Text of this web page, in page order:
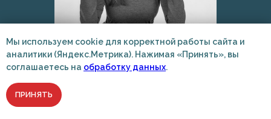
Мы используем cookie для корректной работы сайта и
аналитики (Яндекс.Метрика). Нажимая «Принять», вы
соглашаетесь на обработку данных.
ПРИНЯТЬ